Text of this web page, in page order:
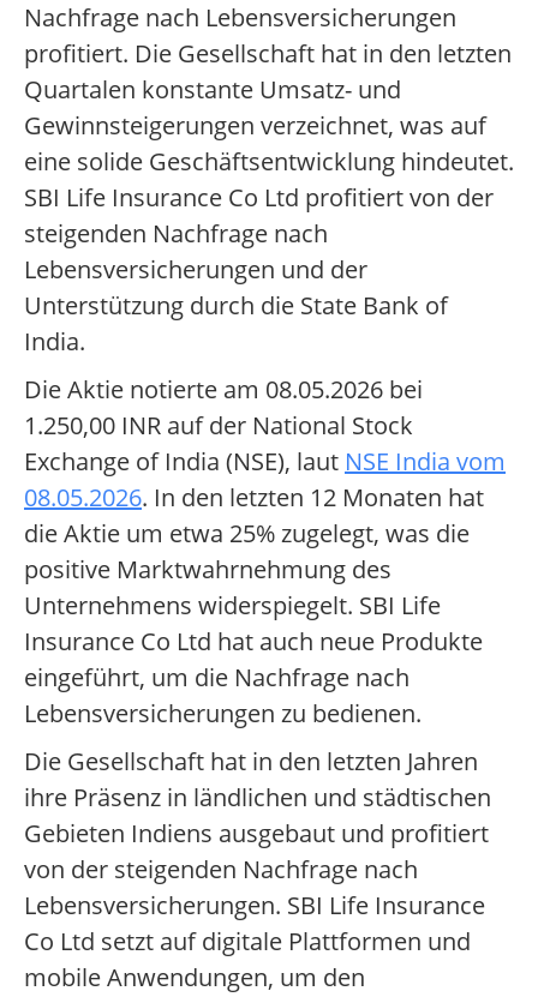
Nachfrage nach Lebensversicherungen
profitiert. Die Gesellschaft hat in den letzten
Quartalen konstante Umsatz- und
Gewinnsteigerungen verzeichnet, was auf
eine solide Geschäftsentwicklung hindeutet.
SBI Life Insurance Co Ltd profitiert von der
steigenden Nachfrage nach
Lebensversicherungen und der
Unterstützung durch die State Bank of
India.
Die Aktie notierte am 08.05.2026 bei
1.250,00 INR auf der National Stock
Exchange of India (NSE), laut NSE India vom
08.05.2026. In den letzten 12 Monaten hat
die Aktie um etwa 25% zugelegt, was die
positive Marktwahrnehmung des
Unternehmens widerspiegelt. SBI Life
Insurance Co Ltd hat auch neue Produkte
eingeführt, um die Nachfrage nach
Lebensversicherungen zu bedienen.
Die Gesellschaft hat in den letzten Jahren
ihre Präsenz in ländlichen und städtischen
Gebieten Indiens ausgebaut und profitiert
von der steigenden Nachfrage nach
Lebensversicherungen. SBI Life Insurance
Co Ltd setzt auf digitale Plattformen und
mobile Anwendungen, um den